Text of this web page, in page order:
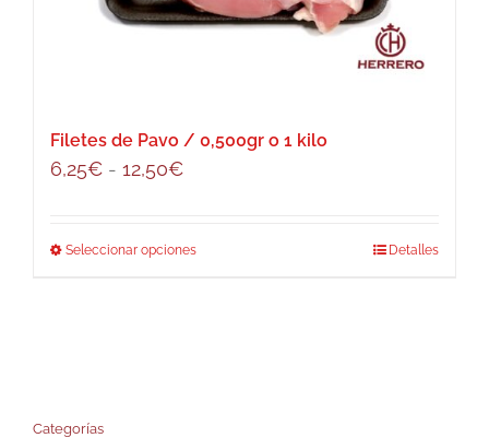
Filetes de Pavo / 0,500gr o 1 kilo
6,25€ - 12,50€Rango
desde
Seleccionar opcionesEste
Detalles
Categorías